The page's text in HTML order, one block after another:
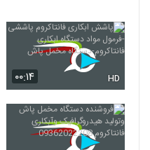
۰۰:۱۴ HD